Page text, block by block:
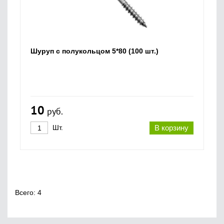
Шуруп с полукольцом 5*80 (100 шт.)
10 руб.
В корзину
Шт.
Всего: 4